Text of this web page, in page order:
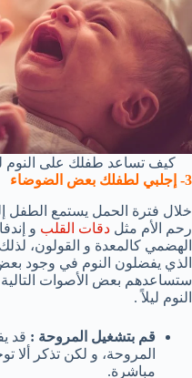
كيف تساعد طفلك على النوم
3- إجلبي لطفلك بعض الضوضاء
خلال فترة الحمل يستمع الطفل
رحم الأم مثل دقات القلب و
الهضمي كالمعدة و القولون،
الذي يفضلون النوم في وجود
ستساعدهم بعض الأصوات
النوم ليلاً .
قم بتشغيل المروحة : قد
المروحة، و لكن تذكر ألا
مباشرة.